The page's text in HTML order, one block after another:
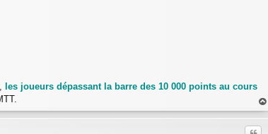
les joueurs dépassant la barre des 10 000 points au cours
au